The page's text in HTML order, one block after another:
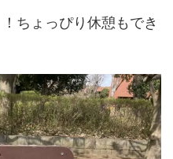
ちょっぴり休憩もでき